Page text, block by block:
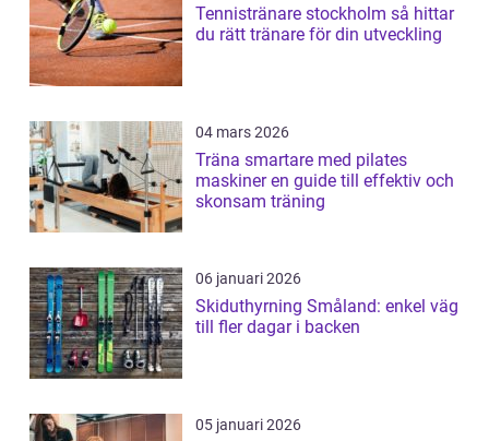
Tennistränare stockholm så hittar
du rätt tränare för din utveckling
04 mars 2026
Träna smartare med pilates
maskiner en guide till effektiv och
skonsam träning
06 januari 2026
Skiduthyrning Småland: enkel väg
till fler dagar i backen
05 januari 2026